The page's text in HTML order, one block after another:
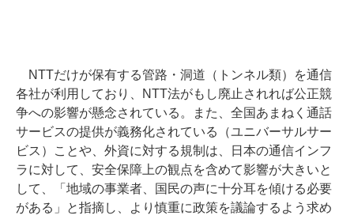
NTTだけが保有する管路・洞道（トンネル類）を通信
各社が利用しており、NTT法がもし廃止されれば公正競
争への影響が懸念されている。また、全国あまねく通話
サービスの提供が義務化されている（ユニバーサルサー
ビス）ことや、外資に対する規制は、日本の通信インフ
ラに対して、安全保障上の観点を含めて影響が大きいと
して、「地域の事業者、国民の声に十分耳を傾ける必要
がある」と指摘し、より慎重に政策を議論するよう求め